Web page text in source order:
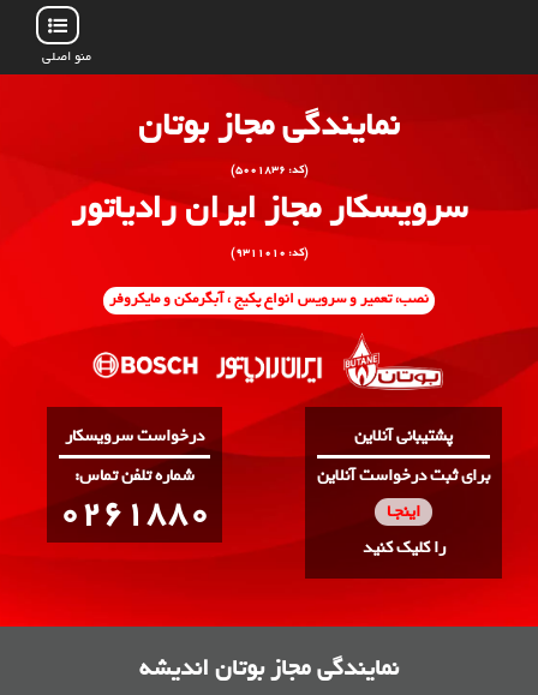
منو اصلی
نمایندگی مجاز بوتان
(کد: ۵۰۰۱۸۳۶)
سرویسکار مجاز ایران رادیاتور
(کد: ۹۳۱۱۰۱۰)
نصب، تعمیر و سرویس انواع پکیج ، آبگرمکن و مایکروفر
پشتیبانی آنلاین
برای ثبت درخواست آنلاین
اینجـا
را کلیک کنید
درخواست سرویسکار
:شماره تلفن تماس
0261880
نمایندگی مجاز بوتان اندیشه